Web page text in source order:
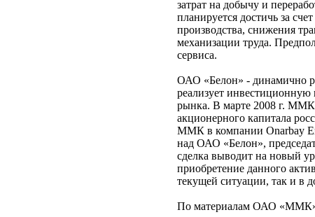
затрат на добычу и
планируется достичь за
производства, снижения
механизации труда.
сервиса.
ОАО «Белон» - динамично
реализует
рынка. В марте 2008 г. ММК
акционерного капитала
ММК в компании Onarbay
над ОАО «Белон»,
сделка выводит на новый
приобретение данного
текущей ситуации, так и в
По материалам ОАО